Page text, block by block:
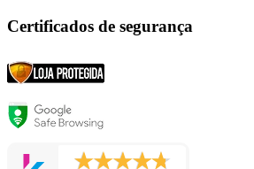
Certificados de segurança